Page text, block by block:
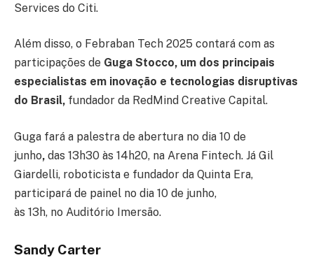
Services do Citi.
Além disso, o Febraban Tech 2025 contará com as
participações de Guga Stocco, um dos principais
especialistas em inovação e tecnologias disruptivas
do Brasil, fundador da RedMind Creative Capital.
Guga fará a palestra de abertura no dia 10 de
junho, das 13h30 às 14h20, na Arena Fintech. Já Gil
Giardelli, roboticista e fundador da Quinta Era,
participará de painel no dia 10 de junho,
às 13h, no Auditório Imersão.
Sandy Carter